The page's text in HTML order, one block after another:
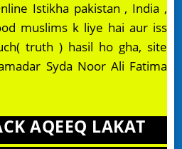
Istikha pakistan , India ,
muslims k liye hai aur iss
truth ) hasil ho gha, site
Syda Noor Ali Fatima
AQEEQ LAKAT